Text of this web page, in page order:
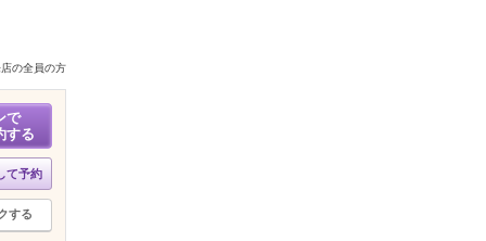
の全員の方
で
する
て予約
する